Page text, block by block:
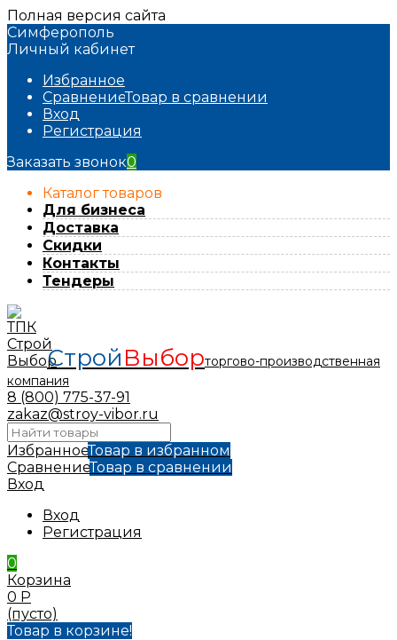
Полная версия сайта
Симферополь
Личный кабинет
Избранное
СравнениеТовар в сравнении
Вход
Регистрация
Заказать звонок0
Каталог товаров
Для бизнеса
Доставка
Скидки
Контакты
Тендеры
СтройВыборторгово-производственная
компания
8 (800) 775-37-91
zakaz@stroy-vibor.ru
ИзбранноеТовар в избранном
СравнениеТовар в сравнении
Вход
Вход
Регистрация
0
Корзина
0 Р
(пусто)
Товар в корзине!